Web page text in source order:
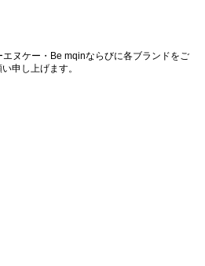
ヌケー・Be mqinならびに各ブランドをご
申し上げます。